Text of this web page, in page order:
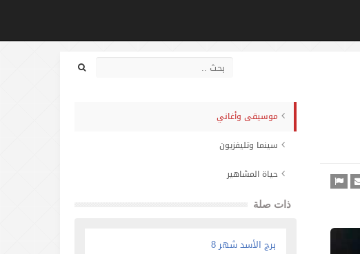
موسيقى وأغاني
سينما وتليفزيون
حياة المشاهير
ذات صلة
برج الأسد شهر 8